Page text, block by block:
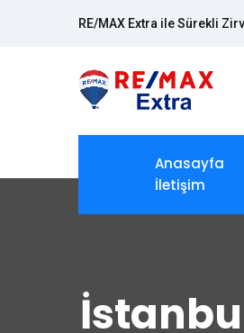
RE/MAX Extra ile Sürekli
Anasayfa
İletişim